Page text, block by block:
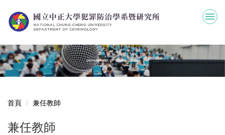
到
主
內
容
區
首頁 兼任教師
兼任教師